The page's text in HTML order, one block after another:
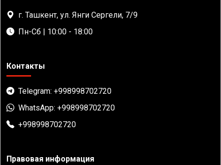
г. Ташкент, ул. Янги Сергели, 7/9
Пн-Сб | 10:00 - 18:00
Контакты
Telegram: +998998702720
WhatsApp: +998998702720
+998998702720
Правовая информация